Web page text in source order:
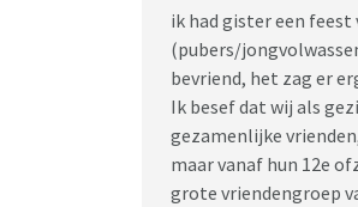
ik had gister een feest
(pubers/
bevriend, het zag er
Ik besef dat wij als
gezamenlijke
maar vanaf hun 12e
grote vriendengroep